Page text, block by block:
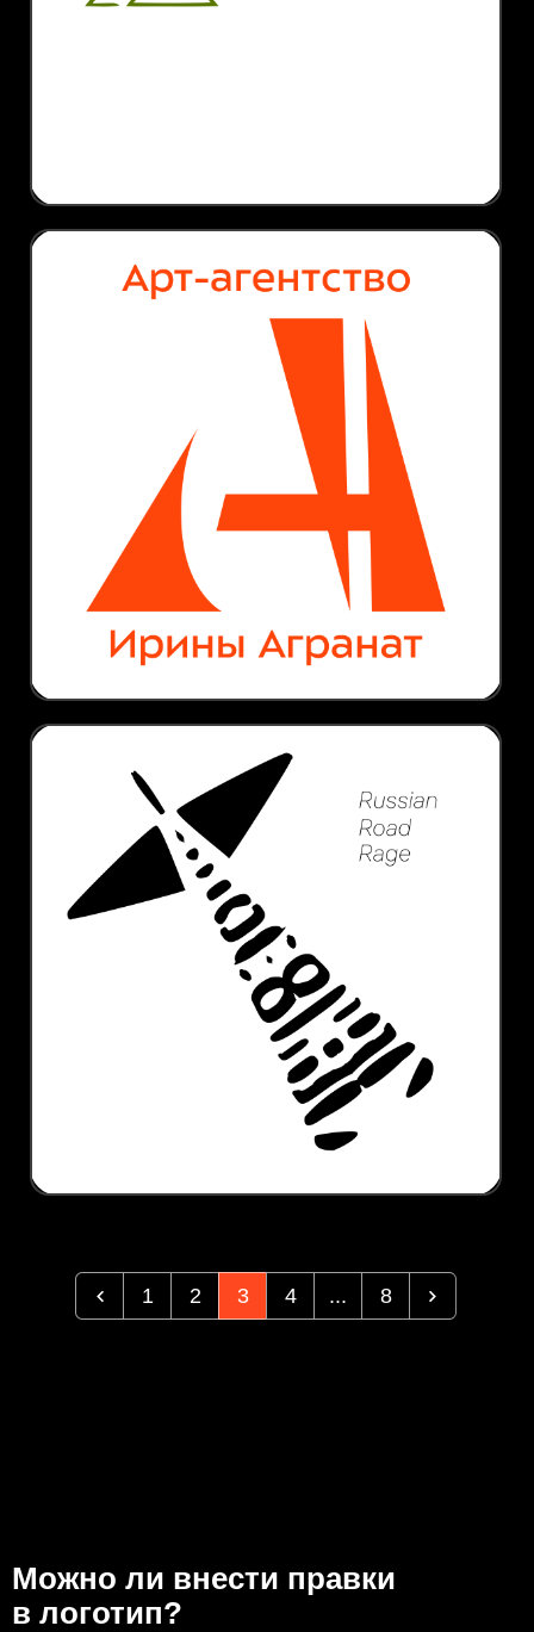
1 2 3 4 ... 8
Можно ли внести правки
в логотип?